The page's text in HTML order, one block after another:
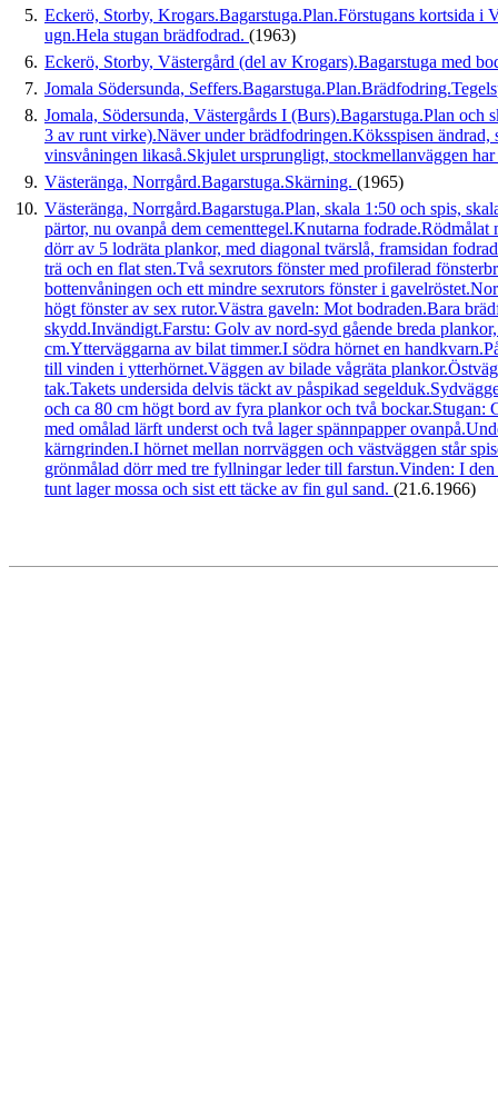
5. Eckerö, Storby, Krogars.Bagarstuga.Plan.Förstugans kortsida i
ugn.Hela stugan brädfodrad. (1963)
6. Eckerö, Storby, Västergård (del av Krogars).Bagarstuga med
7. Jomala Södersunda,
8. Jomala, Södersunda, Västergårds I (Burs).Bagarstuga.Plan
3 av runt virke).Näver under brädfodringen.Köksspisen
vinsvåningen likaså.Skjulet ursprungligt, stockmellanväggen
9. Västeränga, Norrgård.Bagarstuga.Skärning. (1965)
10. Västeränga, Norrgård.Bagarstuga.Plan, skala 1:50 och spis,
pärtor, nu ovanpå dem cementtegel.Knutarna
dörr av 5 lodräta plankor, med diagonal tvärslå, framsidan
trä och en flat sten.Två sexrutors fönster med profilerad
bottenvåningen och ett mindre sexrutors fönster i
högt fönster av sex rutor.Västra gaveln: Mot bodraden.Bara
skydd.Invändigt.Farstu: Golv av nord-syd gående breda
cm.Ytterväggarna av bilat timmer.I södra hörnet en
till vinden i ytterhörnet.Väggen av bilade vågräta
tak.Takets undersida delvis täckt av påspikad
och ca 80 cm högt bord av fyra plankor och två
med omålad lärft underst och två lager spännpapper
kärngrinden.I hörnet mellan norrväggen och västväggen står
grönmålad dörr med tre fyllningar leder till farstun.Vinden: I
tunt lager mossa och sist ett täcke av fin gul sand. (21.6.1966)